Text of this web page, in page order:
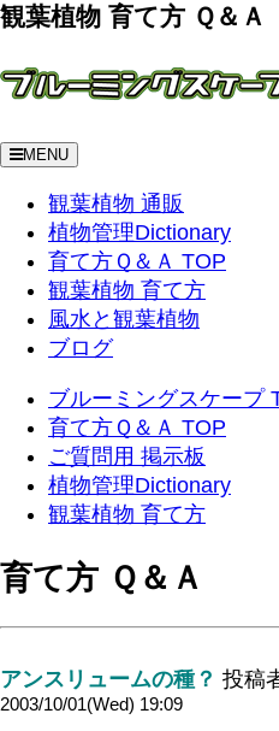
観葉植物 育て方 Ｑ＆Ａ
MENU
観葉植物 通販
植物管理Dictionary
育て方Ｑ＆Ａ TOP
観葉植物 育て方
風水と観葉植物
ブログ
ブルーミングスケープ
育て方Ｑ＆Ａ TOP
ご質問用 掲示板
植物管理Dictionary
観葉植物 育て方
育て方 Ｑ＆Ａ
アンスリュームの種？ 投稿
2003/10/01(Wed) 19:09